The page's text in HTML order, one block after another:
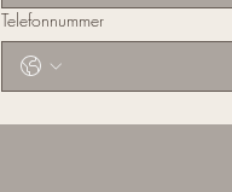
Telefonnummer